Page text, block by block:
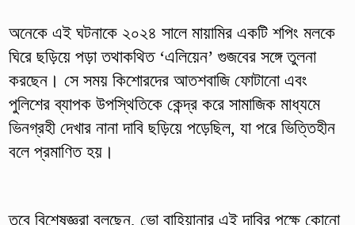
অনেকে এই ঘটনাকে ২০২৪ সালে মায়ামির একটি শপিং মলকে
ঘিরে ছড়িয়ে পড়া তথাকথিত ‘এলিয়েন’ গুজবের সঙ্গে তুলনা
করছেন। সে সময় কিশোরদের আতশবাজি ফোটানো এবং
পুলিশের ব্যাপক উপস্থিতিকে কেন্দ্র করে সামাজিক মাধ্যমে
ভিনগ্রহী দেখার নানা দাবি ছড়িয়ে পড়েছিল, যা পরে ভিত্তিহীন
বলে প্রমাণিত হয়।
তবে বিশেষজ্ঞরা বলছেন, ভো বাহিয়ানার এই দাবির পক্ষে কোনো